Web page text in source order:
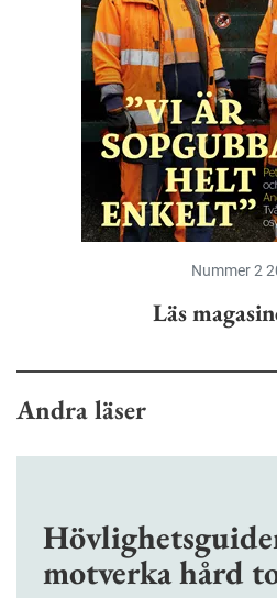
Nummer 2
Läs
Andra läser
motverka hård